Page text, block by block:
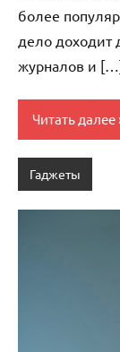
более
дело доходит
журналов и
Читать далее
Гаджеты